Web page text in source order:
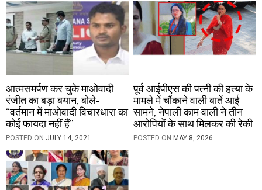
n
आत्मसमर्पण कर चुके माओवादी
रंजीत का बड़ा बयान, बोले-
“वर्तमान में माओवादी विचारधारा का
कोई फायदा नहीं हैं”
POSTED ON JULY 14, 2021
पूर्व आईपीएस की पत्नी की हत्या के
मामले में चौंकाने वाली बातें आई
सामने, नेपाली काम वाली ने तीन
आरोपियों के साथ मिलकर की रेकी
POSTED ON MAY 8, 2026